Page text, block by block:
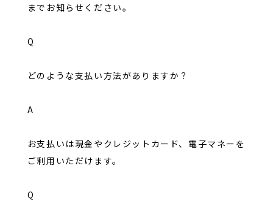
までお知らせください。
Q
どのような支払い方法がありますか？
A
お支払いは現金やクレジットカード、電子マネーを
ご利用いただけます。
Q